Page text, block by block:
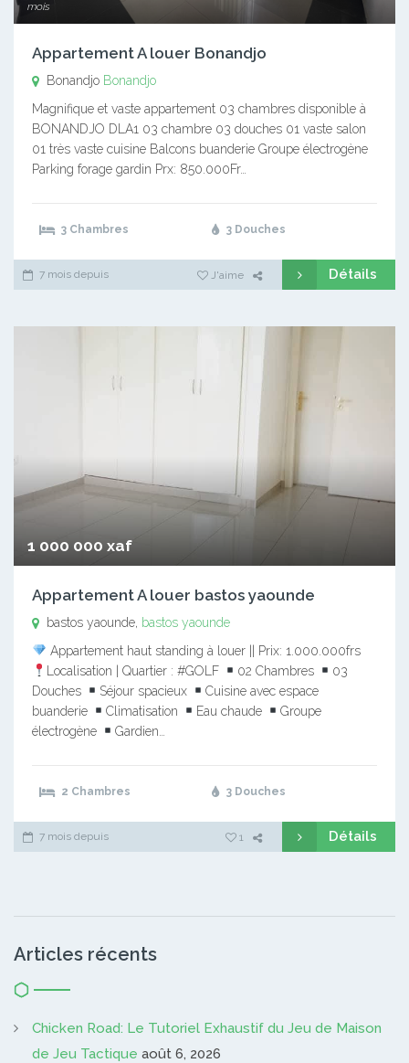
mois
Appartement A louer Bonandjo
Bonandjo Bonandjo
Magnifique et vaste appartement 03 chambres disponible à
BONANDJO DLA1 03 chambre 03 douches 01 vaste salon
01 très vaste cuisine Balcons buanderie Groupe électrogène
Parking forage gardin Prx: 850.000Fr…
3 Chambres 3 Douches
7 mois depuis J'aime Détails
1 000 000 xaf
Appartement A louer bastos yaounde
bastos yaounde, bastos yaounde
Appartement haut standing à louer || Prix: 1.000.000frs
Localisation | Quartier : #GOLF
02 Chambres
03
Douches
Séjour spacieux
Cuisine avec espace
buanderie
Climatisation Eau chaude
Groupe
électrogène
Gardien…
2 Chambres 3 Douches
7 mois depuis 1 Détails
Articles récents
Chicken Road: Le Tutoriel Exhaustif du Jeu de Maison
de Jeu Tactique août 6, 2026